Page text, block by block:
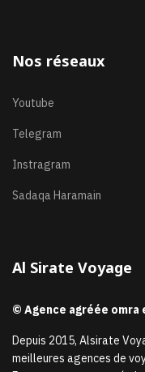
Nos réseaux
Youtube
Telegram
Instragram
Sadaqa Haramain
Al Sirate Voyage
© Agence agréée omra
Depuis 2015, Alsirate
meilleures agences de